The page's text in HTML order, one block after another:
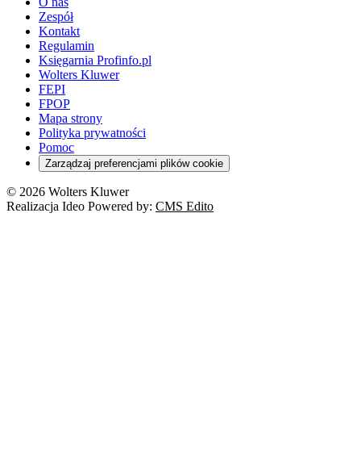
Zespół
Kontakt
Regulamin
Księgarnia Profinfo.pl
Wolters Kluwer
FEPI
FPOP
Mapa strony
Polityka prywatności
Pomoc
Zarządzaj preferencjami plików cookie
© 2026 Wolters Kluwer
Realizacja Ideo Powered by: CMS Edito